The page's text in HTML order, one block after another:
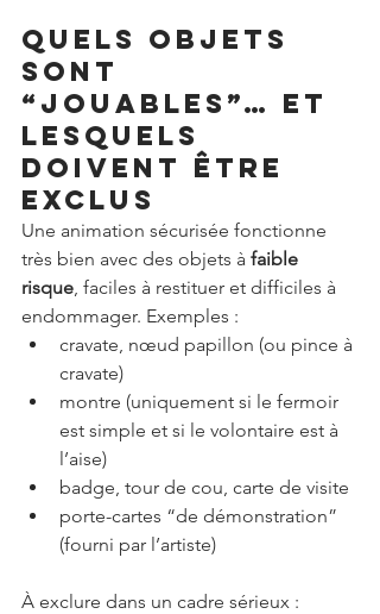
Quels objets
sont
“jouables”… et
lesquels
doivent être
exclus
Une animation sécurisée fonctionne
très bien avec des objets à faible
risque , faciles à restituer et difficiles à
endommager. Exemples :
cravate, nœud papillon (ou pince à
cravate)
montre (uniquement si le fermoir
est simple et si le volontaire est à
l’aise)
badge, tour de cou, carte de visite
porte-cartes “de démonstration”
(fourni par l’artiste)
À exclure dans un cadre sérieux :